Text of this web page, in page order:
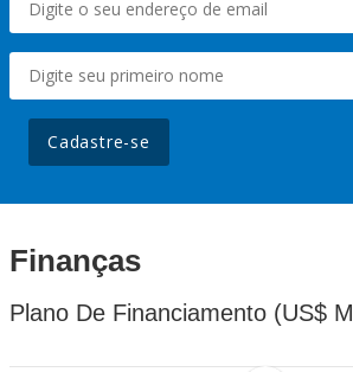
Cadastre-se
Finanças
Plano De Financiamento (US$